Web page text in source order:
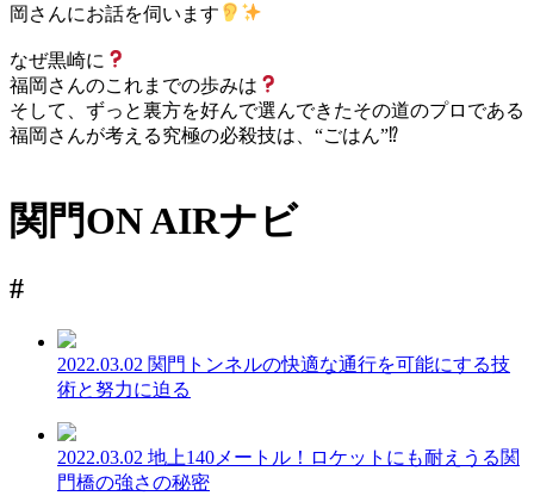
岡さんにお話を伺います
なぜ黒崎に
福岡さんのこれまでの歩みは
そして、ずっと裏方を好んで選んできたその道のプロである
福岡さんが考える究極の必殺技は、“ごはん”⁉
関門ON AIRナビ
#
2022.03.02 関門トンネルの快適な通行を可能にする技
術と努力に迫る
2022.03.02 地上140メートル！ロケットにも耐えうる関
門橋の強さの秘密